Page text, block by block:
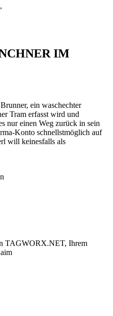
,
IM
ein waschechter
Tram erfasst wird und
nur einen Weg zurück in sein
Konto schnellstmöglich auf
will keinesfalls als
TAGWORX.NET, Ihrem